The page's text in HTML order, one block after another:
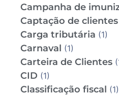
Campanha de
Captação de clientes
Carga tributária (1)
Carnaval (1)
Carteira de Clientes
CID (1)
Classificação fiscal (1)